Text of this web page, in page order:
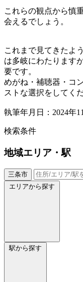
これらの観点から慎
会えるでしょう。
これまで見てきたよ
は多岐にわたります
要です。
めがね・補聴器・コ
ストな選択をしてく
執筆年月日：2024年
検索条件
地域エリア・駅
三条市
エリアから探す
駅から探す